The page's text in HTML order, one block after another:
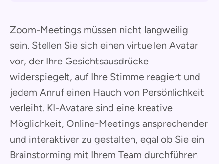
Zoom-Meetings müssen nicht langweilig
sein. Stellen Sie sich einen virtuellen Avatar
vor, der Ihre Gesichtsausdrücke
widerspiegelt, auf Ihre Stimme reagiert und
jedem Anruf einen Hauch von Persönlichkeit
verleiht. KI-Avatare sind eine kreative
Möglichkeit, Online-Meetings ansprechender
und interaktiver zu gestalten, egal ob Sie ein
Brainstorming mit Ihrem Team durchführen